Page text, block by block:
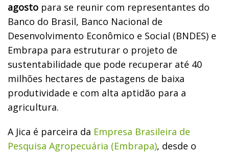
agosto para se reunir com representantes do
Banco do Brasil, Banco Nacional de
Desenvolvimento Econômico e Social (BNDES) e
Embrapa para estruturar o projeto de
sustentabilidade que pode recuperar até 40
milhões hectares de pastagens de baixa
produtividade e com alta aptidão para a
agricultura.
A Jica é parceira da Empresa Brasileira de
Pesquisa Agropecuária (Embrapa), desde o